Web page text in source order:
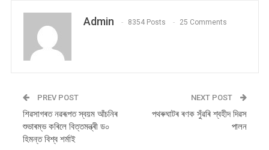
Admin 8354 Posts 25 Comments
PREV POST
শিৱসাগৰত নৱৰূপত স্বয়ম আঁচনিৰ
শুভাৰম্ভ কৰিলে বিত্তমন্ত্ৰী ড০
হিমন্ত বিশ্ব শৰ্মাই
NEXT POST
পথৰুঘাটৰ ৰণক সুঁৱৰি শ্বহীদ দিৱস
পালন